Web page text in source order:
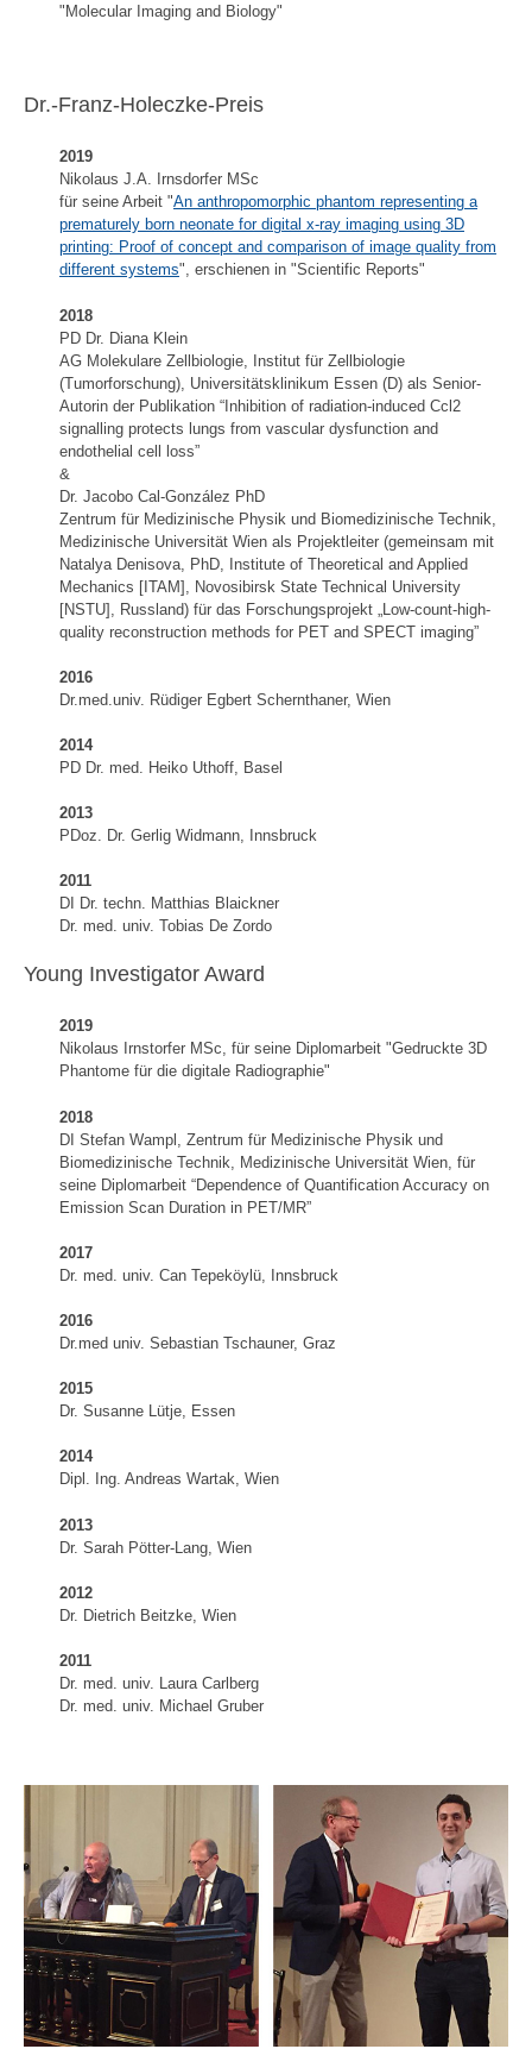
"Molecular Imaging and Biology"
Dr.-Franz-Holeczke-Preis
2019
Nikolaus J.A. Irnsdorfer MSc
für seine Arbeit "An anthropomorphic phantom representing a
prematurely born neonate for digital x-ray imaging using 3D
printing: Proof of concept and comparison of image quality from
different systems", erschienen in "Scientific Reports"
2018
PD Dr. Diana Klein
AG Molekulare Zellbiologie, Institut für Zellbiologie
(Tumorforschung), Universitätsklinikum Essen (D) als Senior-
Autorin der Publikation “Inhibition of radiation-induced Ccl2
signalling protects lungs from vascular dysfunction and
endothelial cell loss”
&
Dr. Jacobo Cal-González PhD
Zentrum für Medizinische Physik und Biomedizinische Technik,
Medizinische Universität Wien als Projektleiter (gemeinsam mit
Natalya Denisova, PhD, Institute of Theoretical and Applied
Mechanics [ITAM], Novosibirsk State Technical University
[NSTU], Russland) für das Forschungsprojekt „Low-count-high-
quality reconstruction methods for PET and SPECT imaging”
2016
Dr.med.univ. Rüdiger Egbert Schernthaner, Wien
2014
PD Dr. med. Heiko Uthoff, Basel
2013
PDoz. Dr. Gerlig Widmann, Innsbruck
2011
DI Dr. techn. Matthias Blaickner
Dr. med. univ. Tobias De Zordo
Young Investigator Award
2019
Nikolaus Irnstorfer MSc, für seine Diplomarbeit "Gedruckte 3D
Phantome für die digitale Radiographie"
2018
DI Stefan Wampl, Zentrum für Medizinische Physik und
Biomedizinische Technik, Medizinische Universität Wien, für
seine Diplomarbeit “Dependence of Quantification Accuracy on
Emission Scan Duration in PET/MR”
2017
Dr. med. univ. Can Tepeköylü, Innsbruck
2016
Dr.med univ. Sebastian Tschauner, Graz
2015
Dr. Susanne Lütje, Essen
2014
Dipl. Ing. Andreas Wartak, Wien
2013
Dr. Sarah Pötter-Lang, Wien
2012
Dr. Dietrich Beitzke, Wien
2011
Dr. med. univ. Laura Carlberg
Dr. med. univ. Michael Gruber